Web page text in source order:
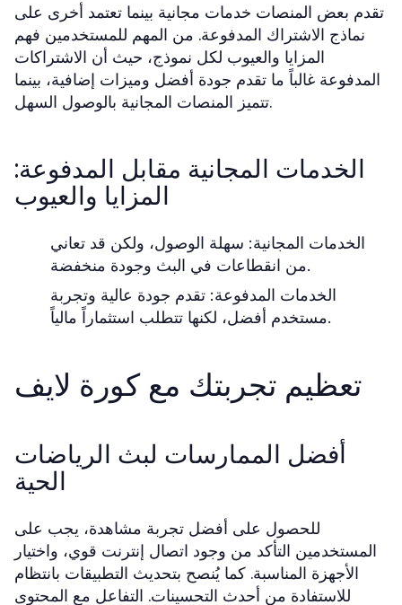
تقدم بعض المنصات خدمات مجانية بينما تعتمد أخرى على
نماذج الاشتراك المدفوعة. من المهم للمستخدمين فهم
المزايا والعيوب لكل نموذج، حيث أن الاشتراكات
المدفوعة غالباً ما تقدم جودة أفضل وميزات إضافية، بينما
تتميز المنصات المجانية بالوصول السهل.
الخدمات المجانية مقابل المدفوعة:
المزايا والعيوب
الخدمات المجانية: سهلة الوصول، ولكن قد تعاني
من انقطاعات في البث وجودة منخفضة.
الخدمات المدفوعة: تقدم جودة عالية وتجربة
مستخدم أفضل، لكنها تتطلب استثماراً مالياً.
تعظيم تجربتك مع كورة لايف
أفضل الممارسات لبث الرياضات
الحية
للحصول على أفضل تجربة مشاهدة، يجب على
المستخدمين التأكد من وجود اتصال إنترنت قوي، واختيار
الأجهزة المناسبة. كما يُنصح بتحديث التطبيقات بانتظام
للاستفادة من أحدث التحسينات. التفاعل مع المحتوى